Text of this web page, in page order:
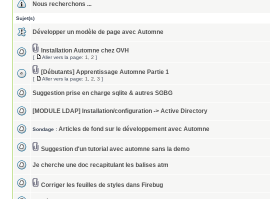
Nous recherchons ...
Sujet(s)
Développer un modèle de page avec Automne
Installation Automne chez OVH
[ Aller vers la page: 1 2 ]
[Débutants] Apprentissage Automne Partie 1
[ Aller vers la page: 1 2 3 ]
Suggestion prise en charge sqlite & autres SGBG
[MODULE LDAP] Installation/configuration -> Active Directory
Sondage : Articles de fond sur le développement avec Automne
Suggestion d'un tutorial avec automne sans la demo
Je cherche une doc recapitulant les balises atm
Corriger les feuilles de styles dans Firebug